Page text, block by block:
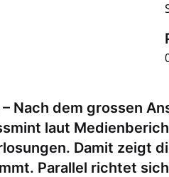
Nach dem grossen
laut
Damit zeigt
Parallel richtet